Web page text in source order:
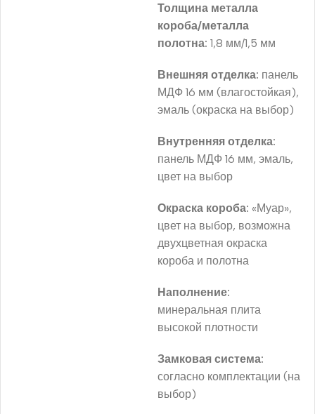
Толщина металла
короба/металла
полотна: 1,8 мм/1,5 мм
Внешняя отделка: панель
МДФ 16 мм (влагостойкая),
эмаль (окраска на выбор)
Внутренняя отделка:
панель МДФ 16 мм, эмаль,
цвет на выбор
Окраска короба: «Муар»,
цвет на выбор, возможна
двухцветная окраска
короба и полотна
Наполнение:
минеральная плита
высокой плотности
Замковая система:
согласно комплектации (на
выбор)